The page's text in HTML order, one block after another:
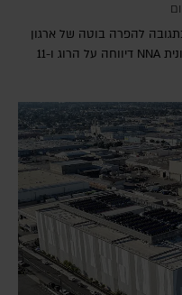
להפרה בוטה של ארגון
הטרור חיזבאללה". סוכנות הידיעות הלבנונית NNA דיווחה על הרוג ו-11